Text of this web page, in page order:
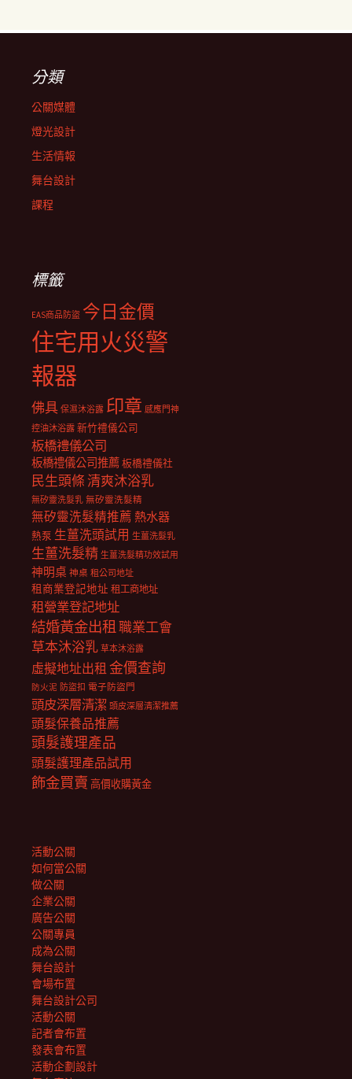
分類
公關媒體
燈光設計
生活情報
舞台設計
課程
標籤
EAS商品防盜 今日金價
住宅用火災警
報器
佛具 保濕沐浴露 印章 感應門神
控油沐浴露 新竹禮儀公司
板橋禮儀公司
板橋禮儀公司推薦板橋禮儀社
民生頭條清爽沐浴乳
無矽靈洗髮乳 無矽靈洗髮精
無矽靈洗髮精推薦 熱水器
熱泵 生薑洗頭試用 生薑洗髮乳
生薑洗髮精 生薑洗髮精功效試用
神明桌 神桌 租公司地址
租商業登記地址 租工商地址
租營業登記地址
結婚黃金出租職業工會
草本沐浴乳 草本沐浴露
虛擬地址出租 金價查詢
防火泥 防盜扣 電子防盜門
頭皮深層清潔 頭皮深層清潔推薦
頭髮保養品推薦
頭髮護理產品
頭髮護理產品試用
飾金買賣 高價收購黃金
活動公關
如何當公關
做公關
企業公關
廣告公關
公關專員
成為公關
舞台設計
會場布置
舞台設計公司
活動公關
記者會布置
發表會布置
活動企劃設計